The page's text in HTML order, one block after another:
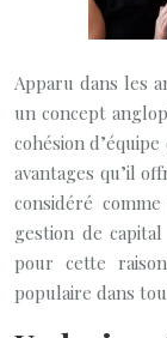
Apparu dans les
un concept
cohésion
avantages qu’il
considéré
gestion de
pour cette
populaire dans